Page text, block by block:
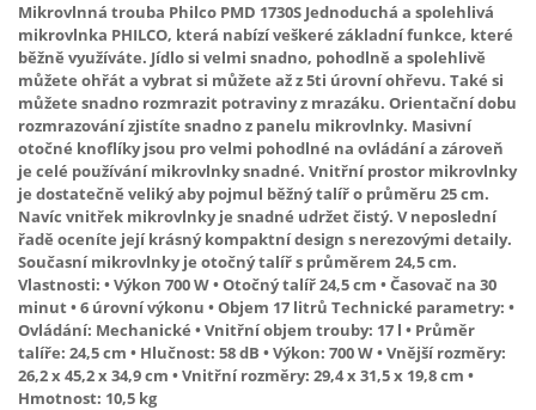
Mikrovlnná trouba Philco PMD 1730S Jednoduchá a spolehlivá
mikrovlnka PHILCO, která nabízí veškeré základní funkce, které
běžně využíváte. Jídlo si velmi snadno, pohodlně a spolehlivě
můžete ohřát a vybrat si můžete až z 5ti úrovní ohřevu. Také si
můžete snadno rozmrazit potraviny z mrazáku. Orientační dobu
rozmrazování zjistíte snadno z panelu mikrovlnky. Masivní
otočné knoflíky jsou pro velmi pohodlné na ovládání a zároveň
je celé používání mikrovlnky snadné. Vnitřní prostor mikrovlnky
je dostatečně veliký aby pojmul běžný talíř o průměru 25 cm.
Navíc vnitřek mikrovlnky je snadné udržet čistý. V neposlední
řadě oceníte její krásný kompaktní design s nerezovými detaily.
Současní mikrovlnky je otočný talíř s průměrem 24,5 cm.
Vlastnosti: • Výkon 700 W • Otočný talíř 24,5 cm • Časovač na 30
minut • 6 úrovní výkonu • Objem 17 litrů Technické parametry: •
Ovládání: Mechanické • Vnitřní objem trouby: 17 l • Průměr
talíře: 24,5 cm • Hlučnost: 58 dB • Výkon: 700 W • Vnější rozměry:
26,2 x 45,2 x 34,9 cm • Vnitřní rozměry: 29,4 x 31,5 x 19,8 cm •
Hmotnost: 10,5 kg